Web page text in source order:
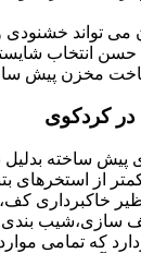
آن می تواند
حسن انتخاب
مخزن پیش
کردکوی
ساخته
از استخرهای
خاکبرداری
سازی،شیب
که تمامی